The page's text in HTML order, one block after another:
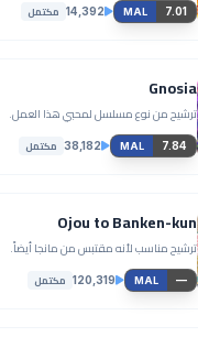
MAL 7.01
14,392 مكتمل
Gnosia
ترشيح من نوع مسلسل لمحبي هذا العمل.
MAL 7.84
38,182 مكتمل
Ojou to Banken-kun
ترشيح مناسب لأنه مقتبس من مانجا أيضاً.
MAL —
120,319 مكتمل